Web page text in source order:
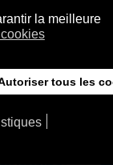
la meilleure
tous les
ms